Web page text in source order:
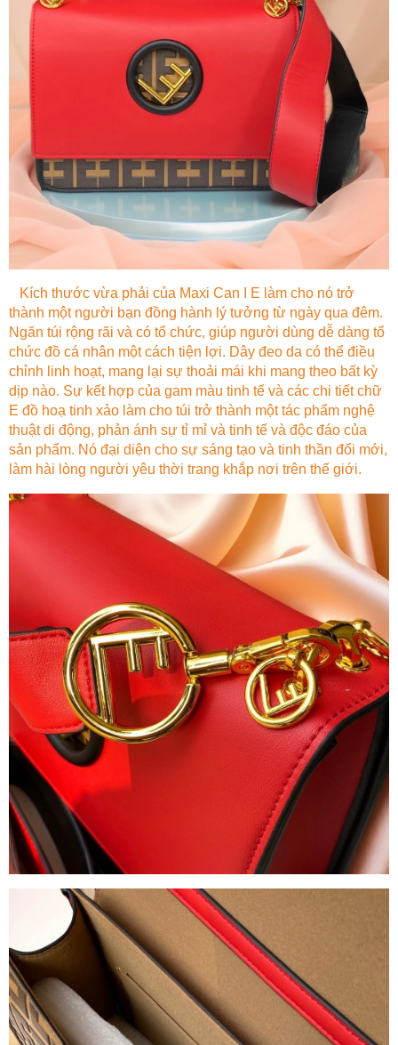
Kích thước vừa phải của Maxi Can I E làm cho nó trở
thành một người bạn đồng hành lý tưởng từ ngày qua đêm.
Ngăn túi rộng rãi và có tổ chức, giúp người dùng dễ dàng tổ
chức đồ cá nhân một cách tiện lợi. Dây đeo da có thể điều
chỉnh linh hoạt, mang lại sự thoải mái khi mang theo bất kỳ
dịp nào. Sự kết hợp của gam màu tinh tế và các chi tiết chữ
E đồ hoạ tinh xảo làm cho túi trở thành một tác phẩm nghệ
thuật di động, phản ánh sự tỉ mỉ và tinh tế và độc đáo của
sản phẩm. Nó đại diện cho sự sáng tạo và tinh thần đổi mới,
làm hài lòng người yêu thời trang khắp nơi trên thế giới.